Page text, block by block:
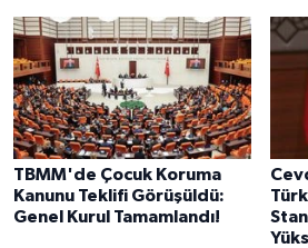
TBMM'de Çocuk Koruma
Kanunu Teklifi Görüşüldü:
Genel Kurul Tamamlandı!